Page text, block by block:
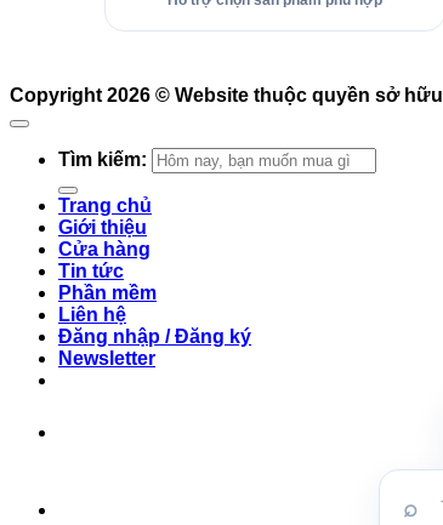
Copyright 2026 © Website thuộc quyền sở
Tìm kiếm:
Trang chủ
Giới thiệu
Cửa hàng
Tin tức
Phần mềm
Liên hệ
Đăng nhập / Đăng ký
Newsletter
⌕